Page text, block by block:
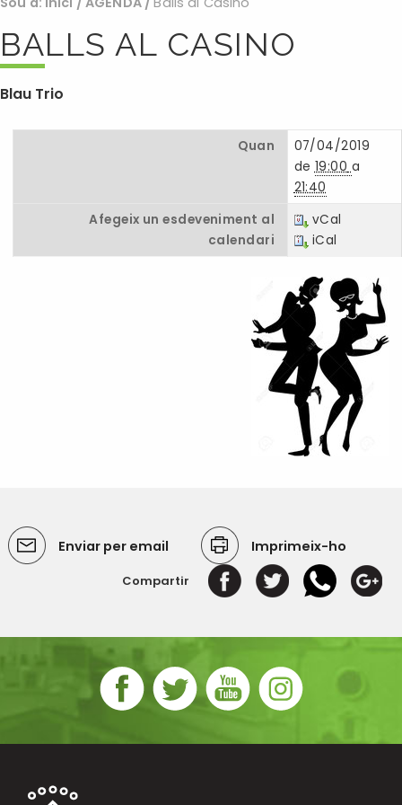
BALLS AL CASINO
Blau Trio
Quan
07/04/2019
de19:00 a
21:40
Afegeix un esdeveniment al
calendari
vCal
iCal
Enviar per email Imprimeix-ho
Compartir